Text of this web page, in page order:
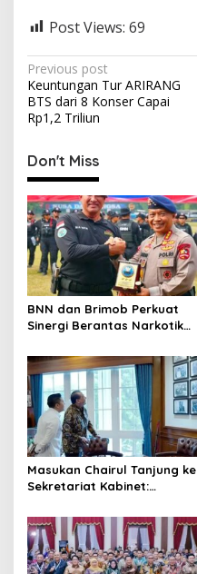
Post Views: 69
P
o
s
t
n
a
v
i
g
a
t
i
o
n
Previous post
Keuntungan Tur ARIRANG
BTS dari 8 Konser Capai
Rp1,2 Triliun
Don't Miss
BNN dan Brimob Perkuat
Sinergi Berantas Narkotika
Masukan Chairul Tanjung ke
Sekretariat Kabinet:
Wirausaha